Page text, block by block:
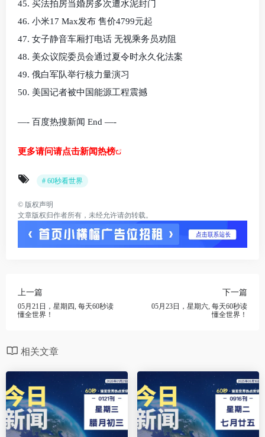
45. 买法拍房当婚房多次遭水泥封门
46. 小米17 Max发布 售价4799元起
47. 女子静音车厢打电话 无视乘务员劝阻
48. 美众议院委员会通过夏令时永久化法案
49. 俄白军队举行核力量演习
50. 美国记者被中国能源工程震撼
—- 百度热搜新闻 End —-
更多请问请点击新闻热榜
# 60秒看世界
© 版权声明
文章版权归作者所有，未经允许请勿转载。
上一篇
05月21日，星期四, 每天60秒读
懂全世界！
下一篇
05月23日，星期六, 每天60秒读
懂全世界！
相关文章